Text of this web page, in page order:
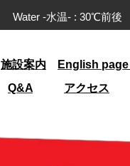
Water -水温- : 30℃前後
Q&A アクセス
施設案内 English page